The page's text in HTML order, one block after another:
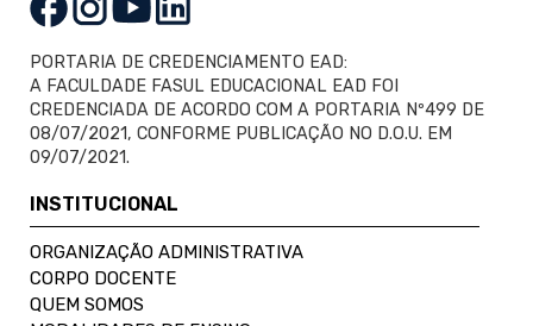
PORTARIA DE CREDENCIAMENTO EAD:
A FACULDADE FASUL EDUCACIONAL EAD FOI
CREDENCIADA DE ACORDO COM A PORTARIA Nº499 DE
08/07/2021, CONFORME PUBLICAÇÃO NO D.O.U. EM
09/07/2021.
INSTITUCIONAL
ORGANIZAÇÃO ADMINISTRATIVA
CORPO DOCENTE
QUEM SOMOS